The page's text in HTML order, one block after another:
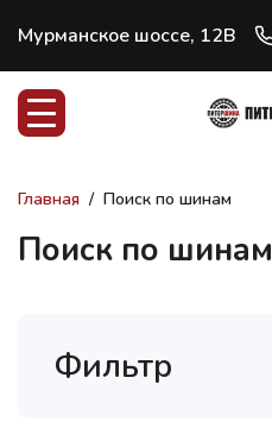
Мурманское шоссе, 12В
Главная Поиск по шинам
Поиск по шинам
Фильтр